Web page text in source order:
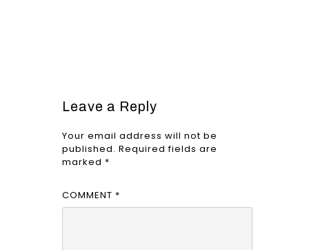
Leave a Reply
Your email address will not be
published. Required fields are
marked *
COMMENT *